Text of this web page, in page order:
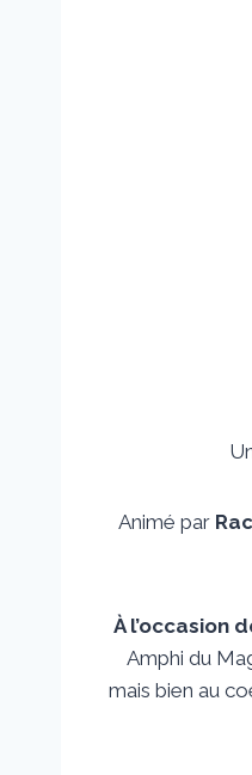
Animé par
À l’occasion
Amphi du
mais bien au